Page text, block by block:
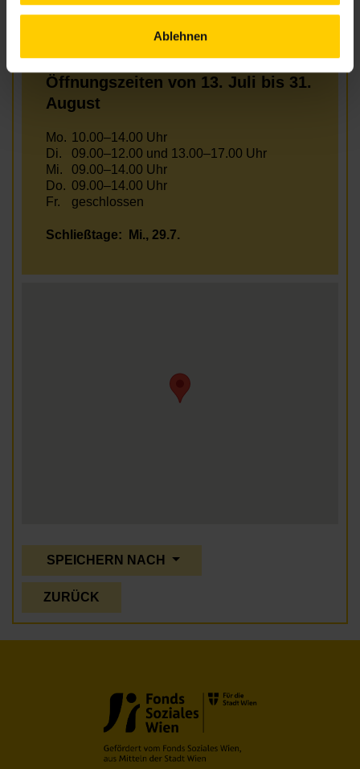
Ablehnen
Mi.
13.00–18.00 Uhr
09.00–13.00 Uhr
Öffnungszeiten von 13. Juli bis 31.
August
Mo. 10.00–14.00 Uhr
Di.
09.00–12.00 und 13.00–17.00 Uhr
Mi.
09.00–14.00 Uhr
Do. 09.00–14.00 Uhr
Fr.
geschlossen
Schließtage: Mi., 29.7.
SPEICHERN NACH
ZURÜCK